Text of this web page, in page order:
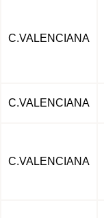
C.VALENCIANA
C.VALENCIANA
C.VALENCIANA